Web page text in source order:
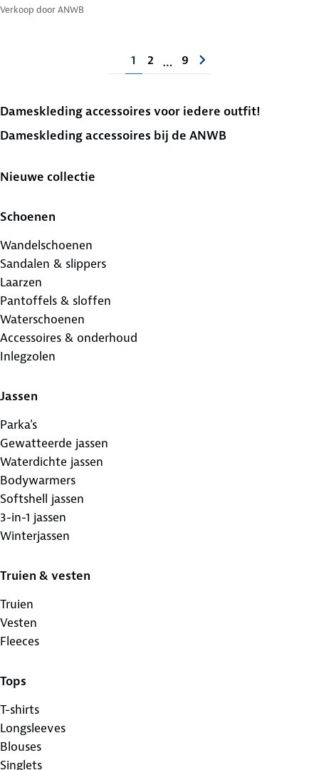
Verkoop doorANWB
1 2 … 9
Dameskleding accessoires voor iedere outfit!
Dameskleding accessoires bij de ANWB
Nieuwe collectie
Schoenen
Wandelschoenen
Sandalen & slippers
Laarzen
Pantoffels & sloffen
Waterschoenen
Accessoires & onderhoud
Inlegzolen
Jassen
Parka's
Gewatteerde jassen
Waterdichte jassen
Bodywarmers
Softshell jassen
3-in-1 jassen
Winterjassen
Truien & vesten
Truien
Vesten
Fleeces
Tops
T-shirts
Longsleeves
Blouses
Singlets